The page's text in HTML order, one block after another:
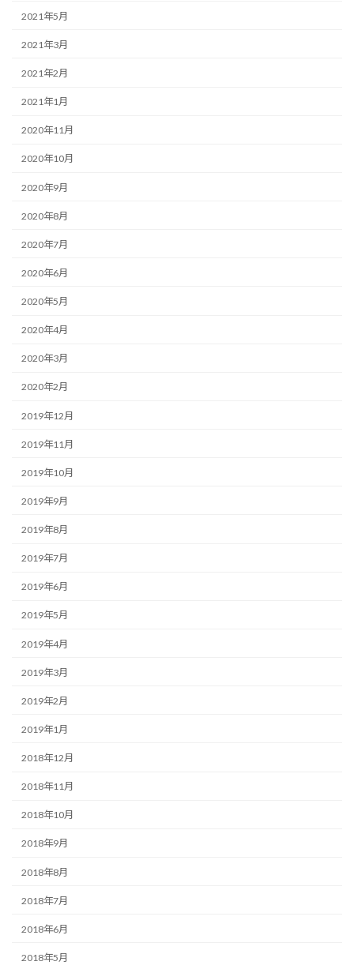
2021年5月
2021年3月
2021年2月
2021年1月
2020年11月
2020年10月
2020年9月
2020年8月
2020年7月
2020年6月
2020年5月
2020年4月
2020年3月
2020年2月
2019年12月
2019年11月
2019年10月
2019年9月
2019年8月
2019年7月
2019年6月
2019年5月
2019年4月
2019年3月
2019年2月
2019年1月
2018年12月
2018年11月
2018年10月
2018年9月
2018年8月
2018年7月
2018年6月
2018年5月